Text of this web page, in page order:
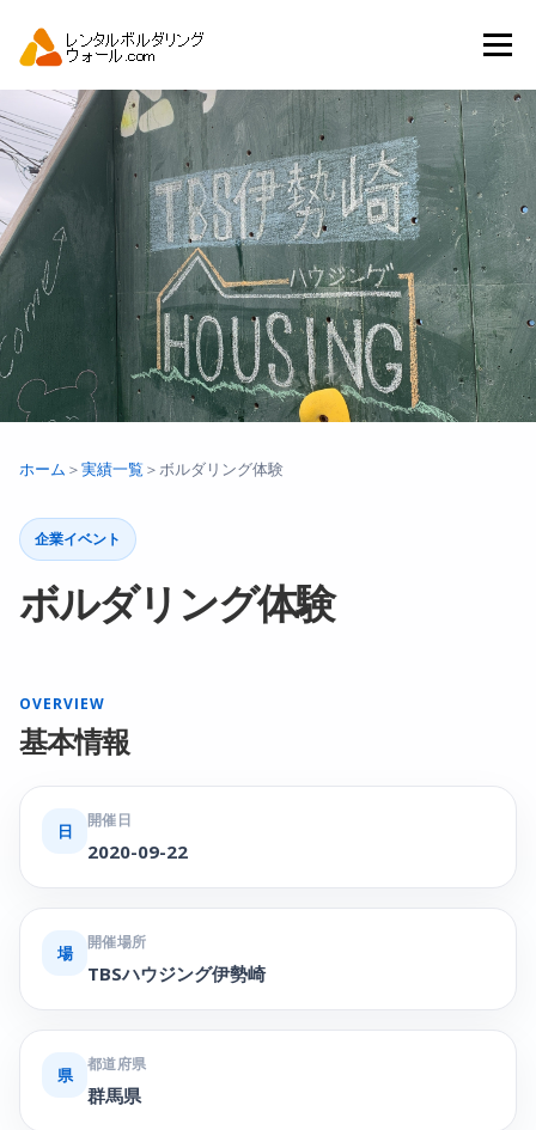
ツ
へ
ス
プ
メニュー
トップ 自動見積り 商品一覧
アーバンスポーツイベント.JP
ホーム ＞実績一覧 ＞ボルダリング体験
企業イベント
ボルダリング体験
OVERVIEW
基本情報
日
開催日
2020-09-22
場
開催場所
TBSハウジング伊勢崎
県
都道府県
群馬県